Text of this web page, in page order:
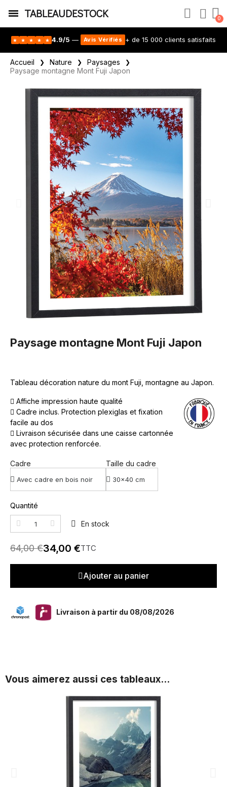
TABLEAUDESTOCK
★ ★ ★ ★ ★ 4.9/5 — Avis Vérifiés + de 15 000 clients satisfaits
Accueil Nature
Paysages
Paysage montagne Mont Fuji Japon
Paysage montagne Mont Fuji Japon
Tableau décoration nature du mont Fuji, montagne au Japon.
Affiche impression haute qualité
Cadre inclus. Protection plexiglas et fixation
facile au dos
Livraison sécurisée dans une caisse cartonnée
avec protection renforcée.
Cadre Taille du cadre
Quantité
En stock
64,00 €34,00 €TTC
Ajouter au panier
Livraison à partir du 08/08/2026
Vous aimerez aussi ces tableaux...